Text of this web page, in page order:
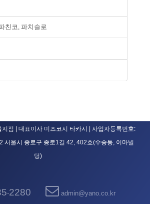
친코, 파치슬로
점 | 대표이사 미즈코시 타카시 | 사업자등록번호:
서울시 종로구 종로1길 42, 402호(수송동, 이마빌
딩)
-2280 admin@yano.co.kr